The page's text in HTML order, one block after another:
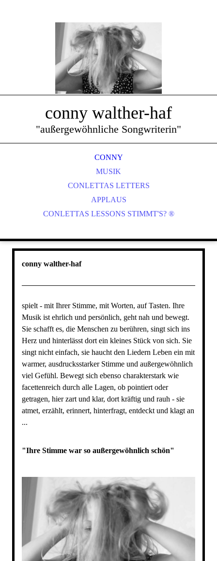
conny walther-haf
"außergewöhnliche Songwriterin"
CONNY
MUSIK
CONLETTAS LETTERS
APPLAUS
CONLETTAS LESSONS STIMMT'S? ®
conny walther-haf
spielt - mit Ihrer Stimme, mit Worten, auf Tasten. Ihre
Musik ist ehrlich und persönlich, geht nah und bewegt.
Sie schafft es, die Menschen zu berühren, singt sich ins
Herz und hinterlässt dort ein kleines Stück von sich. Sie
singt nicht einfach, sie haucht den Liedern Leben ein mit
warmer, ausdrucksstarker Stimme und außergewöhnlich
viel Gefühl. Bewegt sich ebenso charakterstark wie
facettenreich durch alle Lagen, ob pointiert oder
getragen, hier zart und klar, dort kräftig und rauh - sie
atmet, erzählt, erinnert, hinterfragt, entdeckt und klagt an
...
"Ihre Stimme war so außergewöhnlich schön"